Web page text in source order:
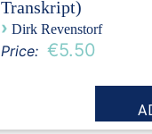
Transkript)
› Dirk Revenstorf
Price: €5.50